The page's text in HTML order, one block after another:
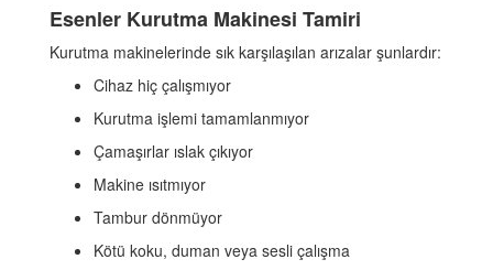
Esenler Kurutma Makinesi Tamiri
Kurutma makinelerinde sık karşılaşılan arızalar şunlardır:
Cihaz hiç çalışmıyor
Kurutma işlemi tamamlanmıyor
Çamaşırlar ıslak çıkıyor
Makine ısıtmıyor
Tambur dönmüyor
Kötü koku, duman veya sesli çalışma